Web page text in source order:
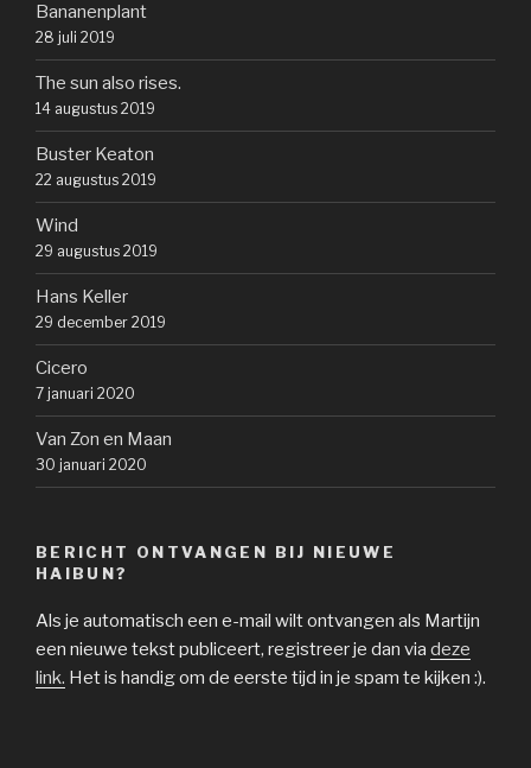
Bananenplant
28 juli 2019
The sun also rises.
14 augustus 2019
Buster Keaton
22 augustus 2019
Wind
29 augustus 2019
Hans Keller
29 december 2019
Cicero
7 januari 2020
Van Zon en Maan
30 januari 2020
BERICHT ONTVANGEN BIJ NIEUWE
HAIBUN?
Als je automatisch een e-mail wilt ontvangen als Martijn
een nieuwe tekst publiceert, registreer je dan via deze
link. Het is handig om de eerste tijd in je spam te kijken :).